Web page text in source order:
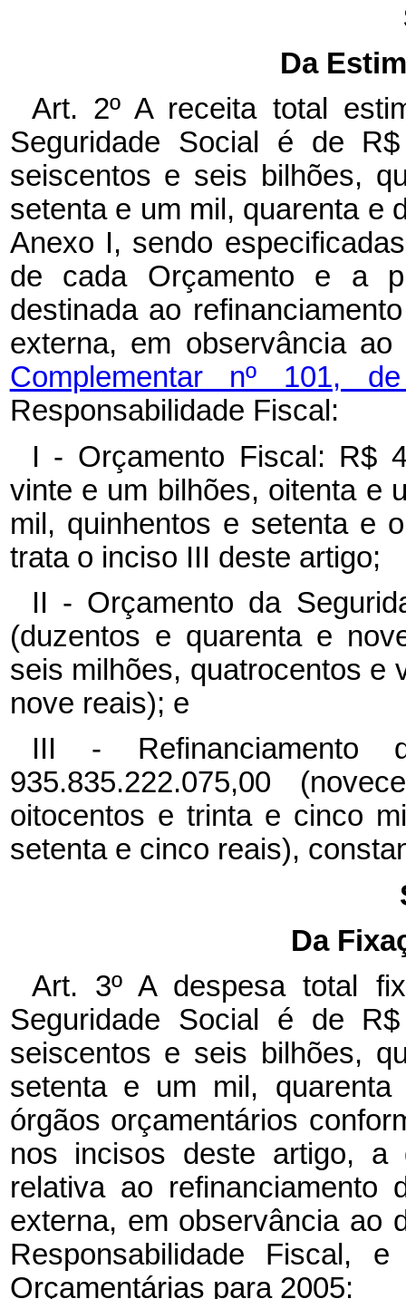
Da
Art. 2º A receita total
Seguridade Social é de R$
seiscentos e seis bilhões,
setenta e um mil, quarenta e
Anexo I, sendo
de cada Orçamento e a
destinada ao
externa, em observância
Complementar nº
Responsabilidade Fiscal:
I - Orçamento Fiscal: R$
vinte e um bilhões, oitenta e
mil, quinhentos e setenta e
trata o inciso III deste artigo;
II - Orçamento da
(duzentos e quarenta e
seis milhões, quatrocentos e
nove reais); e
III - Refinanciamento
935.835.222.075,00
oitocentos e trinta e cinco
setenta e cinco reais),
Da
Art. 3º A despesa total
Seguridade Social é de R$
seiscentos e seis bilhões,
setenta e um mil,
órgãos orçamentários
nos incisos deste artigo,
relativa ao refinanciamento
externa, em observância ao
Responsabilidade
Orçamentárias para 2005: